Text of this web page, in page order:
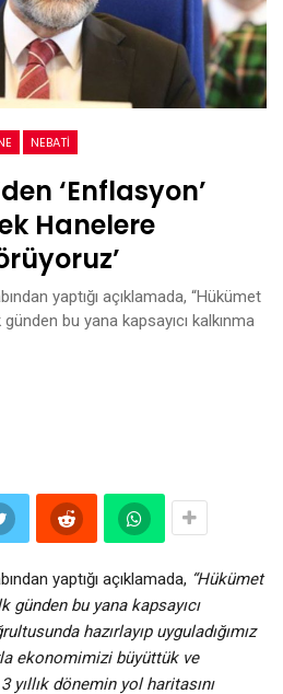
NEBATI
‘enflasyon’
Hanelere
yaptığı açıklamada, “Hükümet
bu yana kapsayıcı kalkınma
yaptığı açıklamada, “Hükümet
bu yana kapsayıcı
hazırlayıp uyguladığımız
ekonomimizi büyüttük ve
yıllık dönemin yol haritasını